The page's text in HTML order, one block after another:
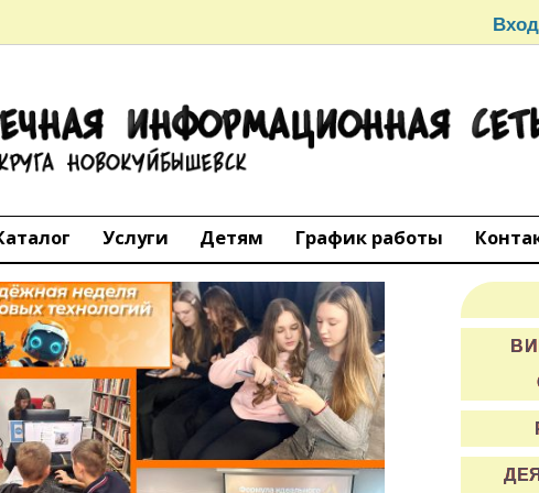
округа
Услуги Детям График работы